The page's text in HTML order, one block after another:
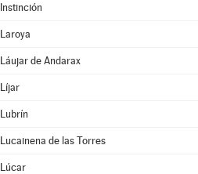
Instinción
Laroya
Láujar de Andarax
Líjar
Lubrín
Lucainena de las Torres
Lúcar